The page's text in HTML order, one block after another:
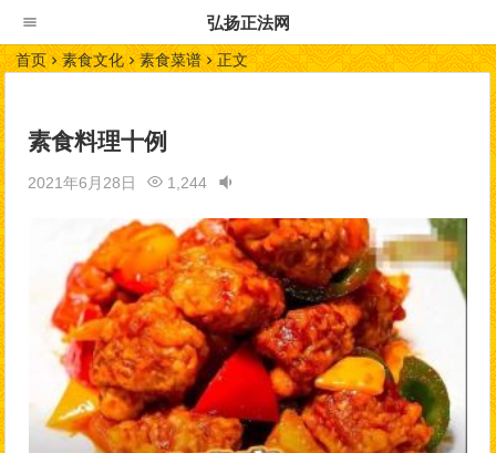
弘扬正法网
首页 素食文化 素食菜谱 正文
素食料理十例
2021年6月28日 1,244